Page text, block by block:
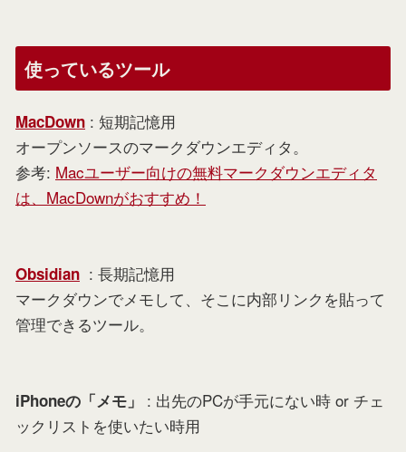
使っているツール
MacDown : 短期記憶用
オープンソースのマークダウンエディタ。
参考: Macユーザー向けの無料マークダウンエディタ
は、MacDownがおすすめ！
Obsidian : 長期記憶用
マークダウンでメモして、そこに内部リンクを貼って
管理できるツール。
iPhoneの「メモ」
: 出先のPCが手元にない時 or チェ
ックリストを使いたい時用